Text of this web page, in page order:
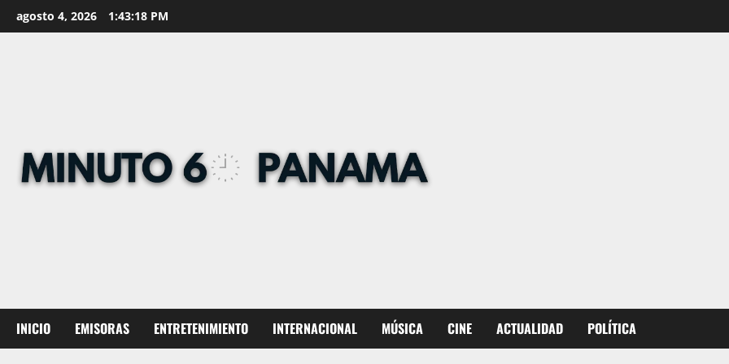
to
agosto 4, 2026 1:43:19 PM
INICIO EMISORAS ENTRETENIMIENTO INTERNACIONAL MÚSICA CINE ACTUALIDAD POLÍTICA